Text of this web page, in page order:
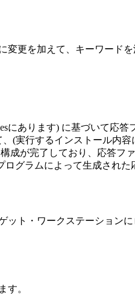
更を加えて、キーワード
にあります) に基づいて応答
(実行するインストール内
成が完了しており、応答フ
ログラムによって生成され
ット・ワークステーション
す。